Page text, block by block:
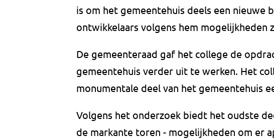
is om het gemeentehuis deels een nieuwe
ontwikkelaars volgens hem mogelijkheden
De gemeenteraad gaf het college de
gemeentehuis verder uit te werken. Het
monumentale deel van het gemeentehuis
Volgens het onderzoek biedt het oudste
de markante toren - mogelijkheden om er